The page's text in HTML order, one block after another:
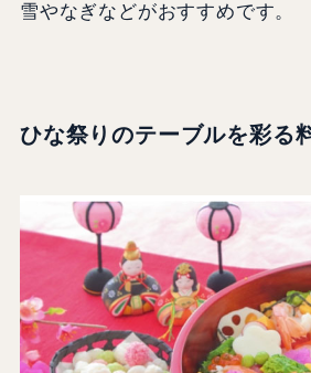
雪やなぎなどがおすすめです。
ひな祭りのテーブルを彩る